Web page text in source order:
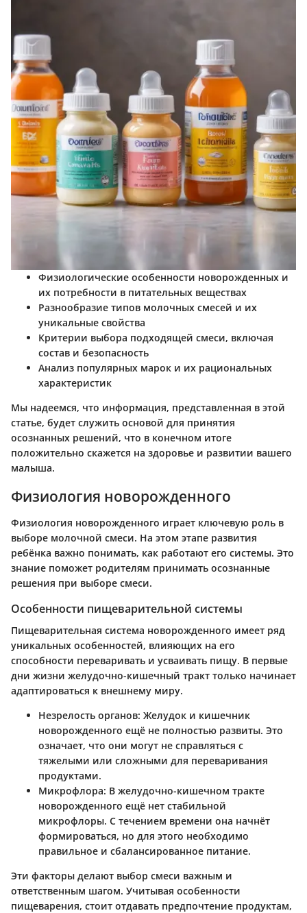
Физиологические особенности новорожденных и
их потребности в питательных веществах
Разнообразие типов молочных смесей и их
уникальные свойства
Критерии выбора подходящей смеси, включая
состав и безопасность
Анализ популярных марок и их рациональных
характеристик
Мы надеемся, что информация, представленная в этой
статье, будет служить основой для принятия
осознанных решений, что в конечном итоге
положительно скажется на здоровье и развитии вашего
малыша.
Физиология новорожденного
Физиология новорожденного играет ключевую роль в
выборе молочной смеси. На этом этапе развития
ребёнка важно понимать, как работают его системы. Это
знание поможет родителям принимать осознанные
решения при выборе смеси.
Особенности пищеварительной системы
Пищеварительная система новорожденного имеет ряд
уникальных особенностей, влияющих на его
способности переваривать и усваивать пищу. В первые
дни жизни желудочно-кишечный тракт только начинает
адаптироваться к внешнему миру.
Незрелость органов: Желудок и кишечник
новорожденного ещё не полностью развиты. Это
означает, что они могут не справляться с
тяжелыми или сложными для переваривания
продуктами.
Микрофлора: В желудочно-кишечном тракте
новорожденного ещё нет стабильной
микрофлоры. С течением времени она начнёт
формироваться, но для этого необходимо
правильное и сбалансированное питание.
Эти факторы делают выбор смеси важным и
ответственным шагом. Учитывая особенности
пищеварения, стоит отдавать предпочтение продуктам,